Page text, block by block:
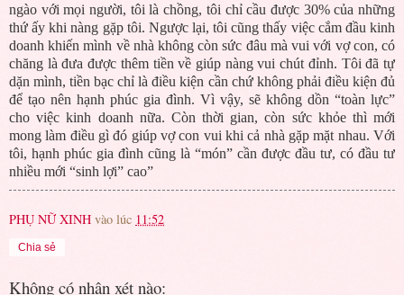
ngào với mọi người, tôi là chồng, tôi chỉ cầu được 30% của những
thứ ấy khi nàng gặp tôi. Ngược lại, tôi cũng thấy việc cắm đầu kinh
doanh khiến mình về nhà không còn sức đâu mà vui với vợ con, có
chăng là đưa được thêm tiền về giúp nàng vui chút đỉnh. Tôi đã tự
dặn mình, tiền bạc chỉ là điều kiện cần chứ không phải điều kiện đủ
để tạo nên hạnh phúc gia đình. Vì vậy, sẽ không dồn “toàn lực”
cho việc kinh doanh nữa. Còn thời gian, còn sức khỏe thì mới
mong làm điều gì đó giúp vợ con vui khi cả nhà gặp mặt nhau. Với
tôi, hạnh phúc gia đình cũng là “món” cần được đầu tư, có đầu tư
nhiều mới “sinh lợi” cao”
PHỤ NỮ XINH vào lúc 11:52
Chia sẻ
Không có nhận xét nào: